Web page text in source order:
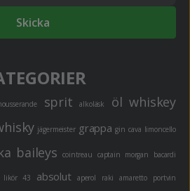
Skicka
sprit alkoläsk öl whiskey
jägermeister grappa gin cava limoncello
baileys cointreau captain morgan bacardi
likör 43 absolut aperol raki amaretto portvin